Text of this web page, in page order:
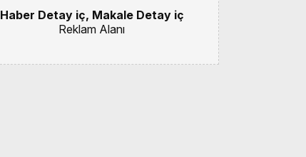
Haber Detay iç, Makale Detay iç
Reklam Alanı